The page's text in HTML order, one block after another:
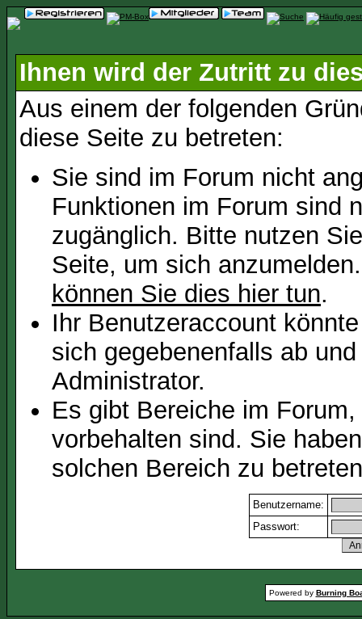
Ihnen wird der Zutritt zu
Aus einem der folgenden
diese Seite zu betreten:
Sie sind im Forum nicht
Funktionen im Forum sind
zugänglich. Bitte nutzen
Seite, um sich
können Sie dies hier tun.
Ihr Benutzeraccount
sich gegebenenfalls ab
Administrator.
Es gibt Bereiche im
vorbehalten sind. Sie
solchen Bereich zu
Benutzername:
Passwort:
Powered by Burning